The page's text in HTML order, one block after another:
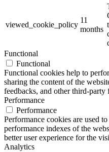
viewed_cookie_policy
11
months
Functional
Functional
Functional cookies help to
sharing the content of the
feedbacks, and other third-party
Performance
Performance
Performance cookies are used
performance indexes of the
better user experience for the
Analytics